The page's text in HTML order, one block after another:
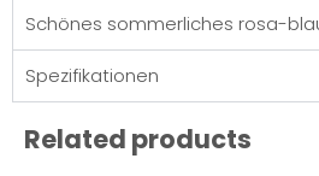
Schönes sommerliches rosa-
Spezifikationen
Related products